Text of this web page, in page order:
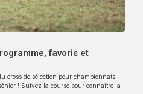
favoris et
cross de sélection pour championnats
! Suivez la course pour connaitre la